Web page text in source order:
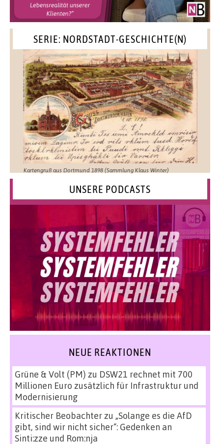
SERIE: NORDSTADT-GESCHICHTE(N)
Kartengruß aus Dortmund 1898 (Sammlung Klaus Winter)
UNSERE PODCASTS
NEUE REAKTIONEN
Grüne & Volt (PM) zu DSW21 rechnet mit 700
Millionen Euro zusätzlich für Infrastruktur und
Modernisierung
Kritischer Beobachterzu „Solange es die AfD
gibt, sind wir nicht sicher“: Gedenken an
Sinti:zze und Rom:nja